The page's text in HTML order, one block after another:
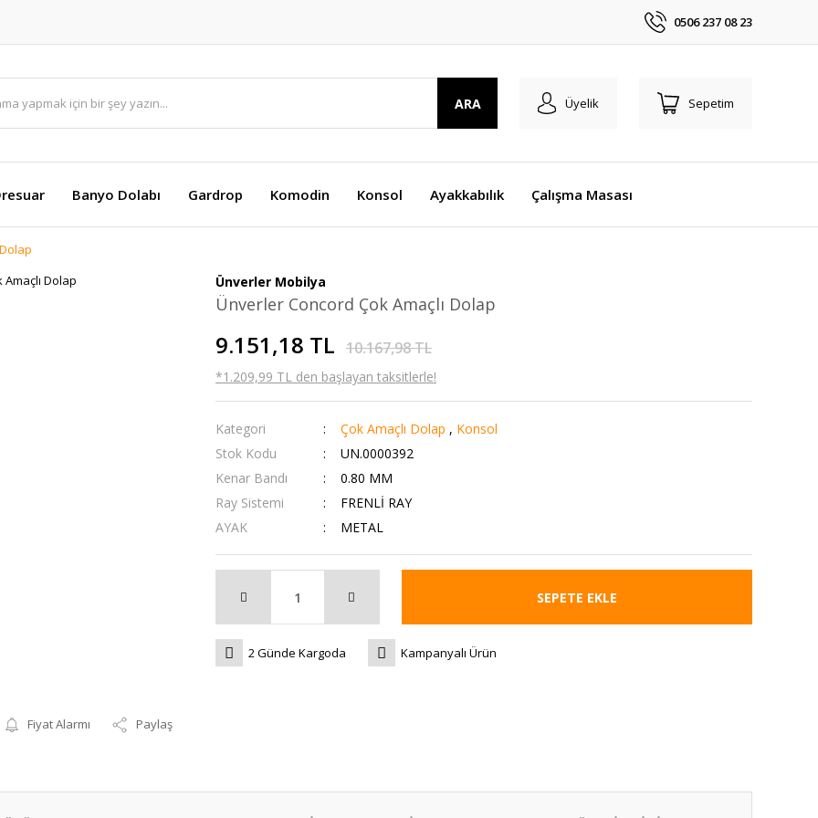
0506 237 08 23
ARA Üyelik Sepetim
Banyo Dolabı Gardrop Komodin Konsol Ayakkabılık Çalışma Masası
Fiyat Alarmı Paylaş
Ünverler Mobilya
Ünverler Concord Çok Amaçlı Dolap
9.151,18 TL 10.167,98 TL
*1.209,99 TL den başlayan taksitlerle!
Kategori Çok Amaçlı Dolap , Konsol
Stok Kodu
UN.0000392
Kenar Bandı
0.80 MM
Ray Sistemi
FRENLİ RAY
AYAK
METAL
SEPETE EKLE
2 Günde Kargoda Kampanyalı Ürün